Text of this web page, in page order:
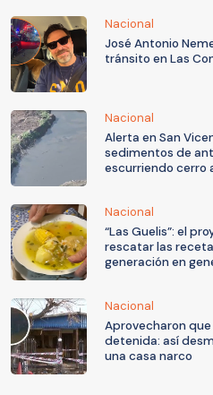
Nacional
José Antonio
tránsito en Las
Nacional
Alerta en San
sedimentos de
escurriendo cerro
Nacional
“Las Guelis”: el
rescatar las
generación en
Nacional
Aprovecharon
detenida: así
una casa narco